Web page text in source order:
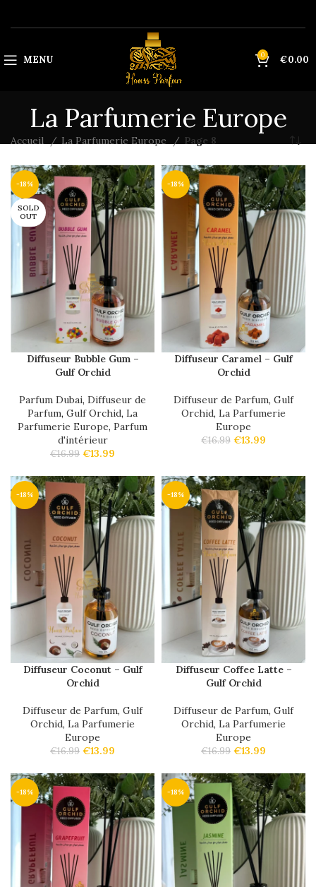
MENU 0 €0.00
La Parfumerie Europe
Accueil La Parfumerie Europe Page 8
-18%
SOLD
OUT
Diffuseur Bubble Gum –
Gulf Orchid
Parfum Dubai, Diffuseur de
Parfum, Gulf Orchid, La
Parfumerie Europe, Parfum
d'intérieur
€16.99 €13.99
-18%
Diffuseur Caramel – Gulf
Orchid
Diffuseur de Parfum, Gulf
Orchid, La Parfumerie
Europe
€16.99 €13.99
-18%
Diffuseur Coconut – Gulf
Orchid
Diffuseur de Parfum, Gulf
Orchid, La Parfumerie
Europe
€16.99 €13.99
-18%
Diffuseur Coffee Latte –
Gulf Orchid
Diffuseur de Parfum, Gulf
Orchid, La Parfumerie
Europe
€16.99 €13.99
-18% -18%